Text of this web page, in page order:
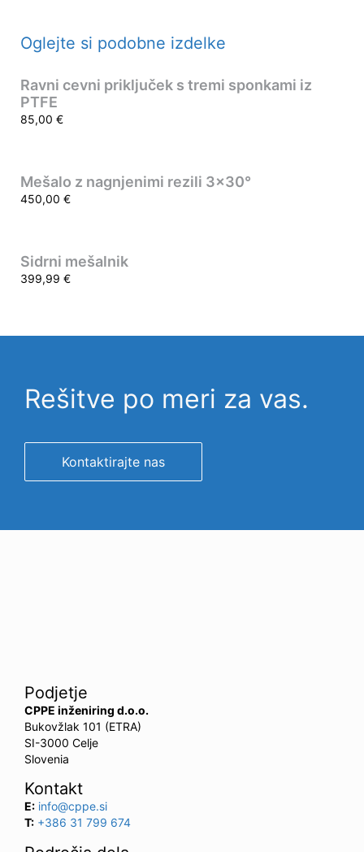
Oglejte si podobne izdelke
Ravni cevni priključek s tremi sponkami iz
PTFE
85,00 €
Mešalo z nagnjenimi rezili 3×30°
450,00 €
Sidrni mešalnik
399,99 €
Rešitve po meri za vas.
Kontaktirajte nas
Podjetje
CPPE inženiring d.o.o.
Bukovžlak 101 (ETRA)
SI-3000 Celje
Slovenia
Kontakt
E: info@cppe.si
T: +386 31 799 674